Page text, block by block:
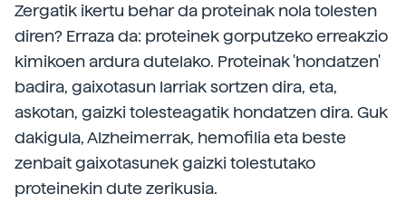
Zergatik ikertu behar da proteinak nola tolesten
diren? Erraza da: proteinek gorputzeko erreakzio
kimikoen ardura dutelako. Proteinak 'hondatzen'
badira, gaixotasun larriak sortzen dira, eta,
askotan, gaizki tolesteagatik hondatzen dira. Guk
dakigula, Alzheimerrak, hemofilia eta beste
zenbait gaixotasunek gaizki tolestutako
proteinekin dute zerikusia.